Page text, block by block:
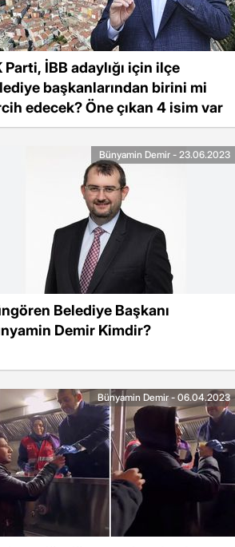
Parti, İBB adaylığı için ilçe
başkanlarından birini mi
edecek? Öne çıkan 4 isim var
Belediye Başkanı
Demir Kimdir?
Bünyamin Demir - 23.06.2023
Bünyamin Demir - 06.04.2023